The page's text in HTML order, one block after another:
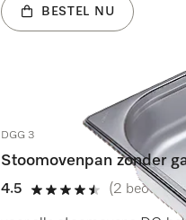
BESTEL NU
DGG 3
Stoomovenpan zonder
4.5
4.5 sterren op 5
(2